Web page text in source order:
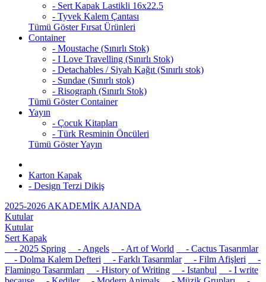
- Sert Kapak Lastikli 16x22.5
- Tyvek Kalem Çantası
Tümü Göster Fırsat Ürünleri
Container
- Moustache (Sınırlı Stok)
- I Love Travelling (Sınırlı Stok)
- Detachables / Siyah Kağıt (Sınırlı stok)
- Sundae (Sınırlı stok)
- Risograph (Sınırlı Stok)
Tümü Göster Container
Yayın
- Çocuk Kitapları
- Türk Resminin Öncüleri
Tümü Göster Yayın
Karton Kapak
- Design Terzi Dikiş
2025-2026 AKADEMİK AJANDA
Kutular
Kutular
Sert Kapak
- 2025 Spring
- Angels - Art of World
- Cactus Tasarımlar
- Dolma Kalem Defteri
- Farklı Tasarımlar - Film Afişleri
-
Flamingo Tasarımları
- History of Writing - Istanbul
- I write